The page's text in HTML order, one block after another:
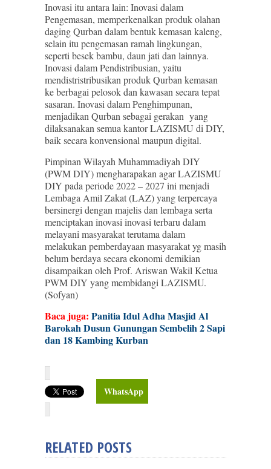
Inovasi itu antara lain: Inovasi dalam
Pengemasan, memperkenalkan produk olahan
daging Qurban dalam bentuk kemasan kaleng,
selain itu pengemasan ramah lingkungan,
seperti besek bambu, daun jati dan lainnya.
Inovasi dalam Pendistribusian, yaitu
mendistristribusikan produk Qurban kemasan
ke berbagai pelosok dan kawasan secara tepat
sasaran. Inovasi dalam Penghimpunan,
menjadikan Qurban sebagai gerakan yang
dilaksanakan semua kantor LAZISMU di DIY,
baik secara konvensional maupun digital.
Pimpinan Wilayah Muhammadiyah DIY
(PWM DIY) mengharapakan agar LAZISMU
DIY pada periode 2022 – 2027 ini menjadi
Lembaga Amil Zakat (LAZ) yang terpercaya
bersinergi dengan majelis dan lembaga serta
menciptakan inovasi inovasi terbaru dalam
melayani masyarakat terutama dalam
melakukan pemberdayaan masyarakat yg masih
belum berdaya secara ekonomi demikian
disampaikan oleh Prof. Ariswan Wakil Ketua
PWM DIY yang membidangi LAZISMU.
(Sofyan)
Baca juga: Panitia Idul Adha Masjid Al
Barokah Dusun Gunungan Sembelih 2 Sapi
dan 18 Kambing Kurban
WhatsApp
RELATED POSTS